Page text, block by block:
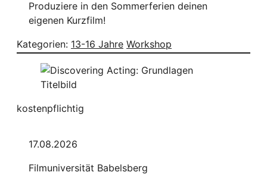
Produziere in den Sommerferien deinen
eigenen Kurzfilm!
Kategorien: 13-16 Jahre Workshop
kostenpflichtig
17.08.2026
Filmuniversität Babelsberg